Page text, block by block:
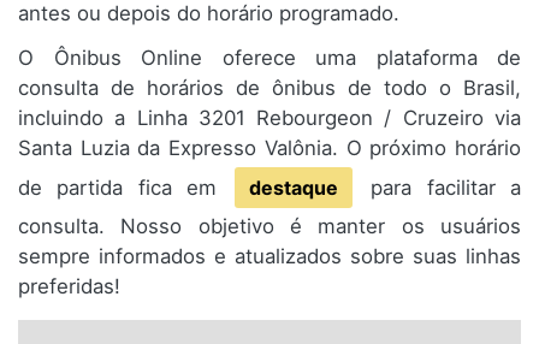
antes ou depois do horário programado.
O Ônibus Online oferece uma plataforma de
consulta de horários de ônibus de todo o Brasil,
incluindo a Linha 3201 Rebourgeon / Cruzeiro via
Santa Luzia da Expresso Valônia. O próximo horário
de partida fica em
destaque
para facilitar a
consulta. Nosso objetivo é manter os usuários
sempre informados e atualizados sobre suas linhas
preferidas!